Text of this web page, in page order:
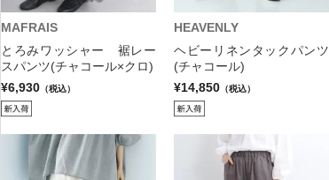
MAFRAIS
とろみワッシャー 裾レー
スパンツ(チャコール×クロ)
¥6,930 （税込）
HEAVENLY
ヘビーリネンタックパンツ
(チャコール)
¥14,850 （税込）